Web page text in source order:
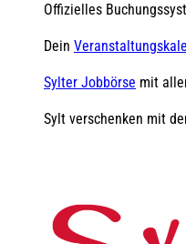
Offizielles
Dein
Sylter Jobbörse mit
Sylt verschenken mit